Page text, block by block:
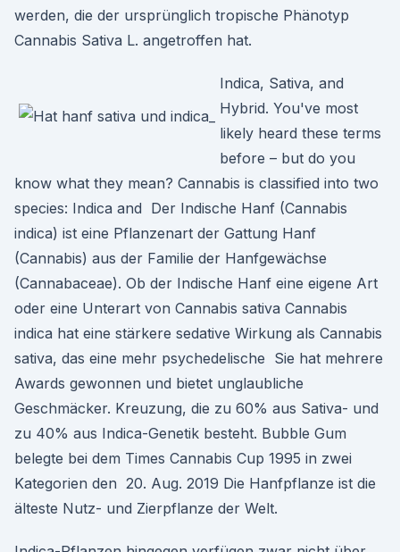
werden, die der ursprünglich tropische Phänotyp
Cannabis Sativa L. angetroffen hat.
Indica, Sativa, and
Hybrid. You've most
likely heard these terms
before – but do you
know what they mean? Cannabis is classified into two
species: Indica and Der Indische Hanf (Cannabis
indica) ist eine Pflanzenart der Gattung Hanf
(Cannabis) aus der Familie der Hanfgewächse
(Cannabaceae). Ob der Indische Hanf eine eigene Art
oder eine Unterart von Cannabis sativa Cannabis
indica hat eine stärkere sedative Wirkung als Cannabis
sativa, das eine mehr psychedelische Sie hat mehrere
Awards gewonnen und bietet unglaubliche
Geschmäcker. Kreuzung, die zu 60% aus Sativa- und
zu 40% aus Indica-Genetik besteht. Bubble Gum
belegte bei dem Times Cannabis Cup 1995 in zwei
Kategorien den 20. Aug. 2019 Die Hanfpflanze ist die
älteste Nutz- und Zierpflanze der Welt.